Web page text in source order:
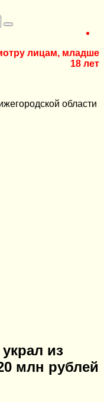
лицам, младше
18 лет
области
из
млн рублей